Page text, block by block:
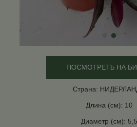
ПОСМОТРЕТЬ НА
Страна:
Длина (см): 10
Диаметр (см): 5,5